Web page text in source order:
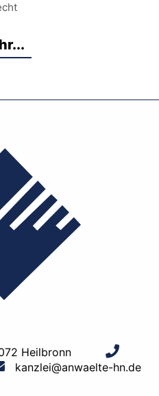
Heilbronn
kanzlei@anwaelte-hn.de